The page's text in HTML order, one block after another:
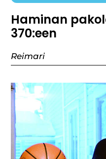
Haminan
370:een
Reimari